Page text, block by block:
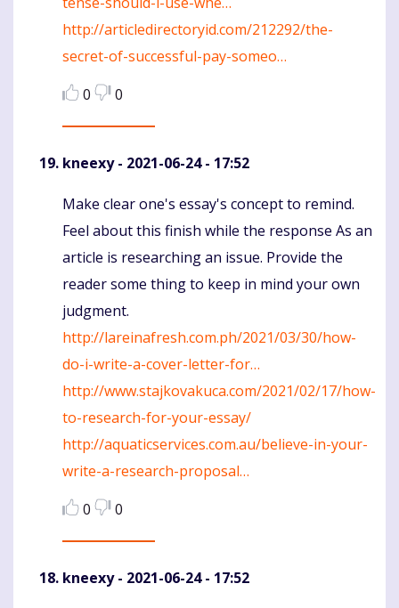
http://articledirectoryid.com/212292/the-
secret-of-successful-pay-someo…
0
0
kneexy- 2021-06-24 - 17:52
Komentaras
Make clear one's essay's concept to remind.
Feel about this finish while the response As an
article is researching an issue. Provide the
reader some thing to keep in mind your own
judgment.
http://lareinafresh.com.ph/2021/03/30/how-
do-i-write-a-cover-letter-for…
http://www.stajkovakuca.com/2021/02/17/how-
to-research-for-your-essay/
http://aquaticservices.com.au/believe-in-your-
write-a-research-proposal…
0
0
kneexy- 2021-06-24 - 17:52